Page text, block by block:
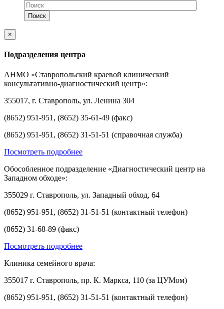
×
Подразделения центра
АНМО «Ставропольский краевой клинический
консультативно-диагностический центр»:
355017, г. Ставрополь, ул. Ленина 304
(8652) 951-951, (8652) 35-61-49 (факс)
(8652) 951-951, (8652) 31-51-51 (справочная служба)
Посмотреть подробнее
Обособленное подразделение «Диагностический центр на
Западном обходе»:
355029 г. Ставрополь, ул. Западный обход, 64
(8652) 951-951, (8652) 31-51-51 (контактный телефон)
(8652) 31-68-89 (факс)
Посмотреть подробнее
Клиника семейного врача:
355017 г. Ставрополь, пр. К. Маркса, 110 (за ЦУМом)
(8652) 951-951, (8652) 31-51-51 (контактный телефон)